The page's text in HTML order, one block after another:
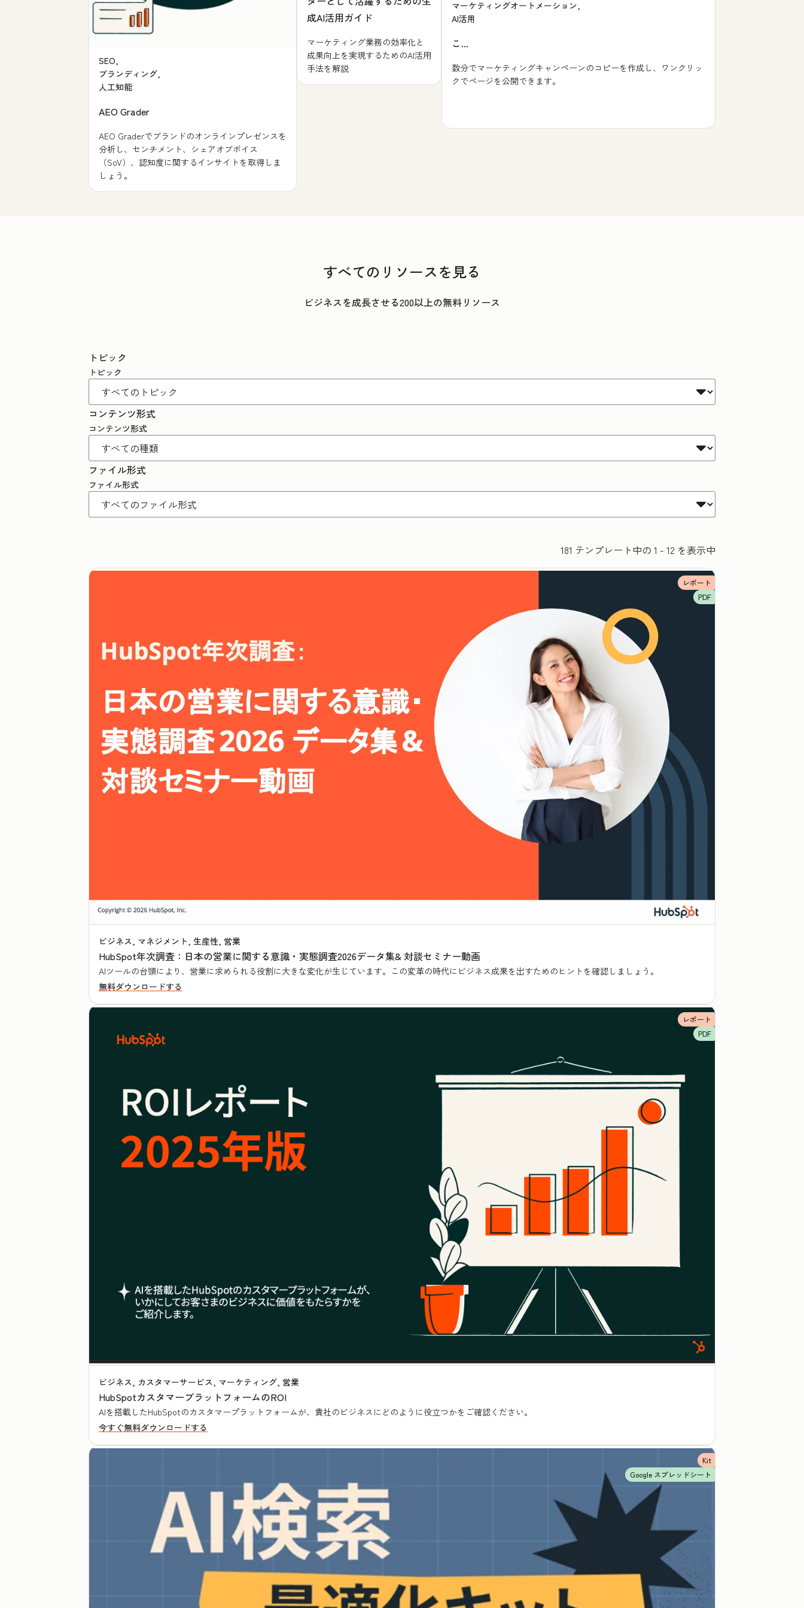
SEO,
ブランディング,
人工知能
AEO Grader
AEO Graderでブランドのオンラインプレゼンスを
分析し、センチメント、シェアオブボイス
（SoV）、認知度に関するインサイトを取得しま
しょう。
成AI活用ガイド
マーケティング業務の効率化と
成果向上を実現するためのAI活用
手法を解説
マーケティングオートメーション,
AI活用
こ...
数分でマーケティングキャンペーンのコピーを作成し、ワンクリッ
クでページを公開できます。
すべてのリソースを見る
ビジネスを成長させる200以上の無料リソース
トピック
トピック
コンテンツ形式
コンテンツ形式
ファイル形式
ファイル形式
181 テンプレート中の 1 - 12 を表示中
レポート
PDF
ビジネス, マネジメント, 生産性, 営業
HubSpot年次調査：日本の営業に関する意識・実態調査2026データ集& 対談セミナー動画
AIツールの台頭により、営業に求められる役割に大きな変化が生じています。この変革の時代にビジネス成果を出すためのヒントを確認しましょう。
無料ダウンロードする
レポート
PDF
ビジネス, カスタマーサービス, マーケティング, 営業
HubSpotカスタマープラットフォームのROI
AIを搭載したHubSpotのカスタマープラットフォームが、貴社のビジネスにどのように役立つかをご確認ください。
今すぐ無料ダウンロードする
Kit
Google スプレッドシート